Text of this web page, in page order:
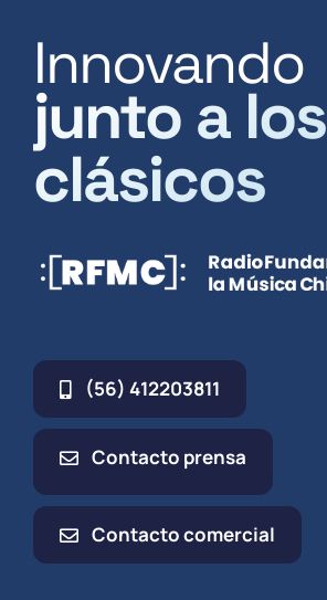
Innovando
junto a los
clásicos
(56) 412203811
Contacto prensa
Contacto comercial